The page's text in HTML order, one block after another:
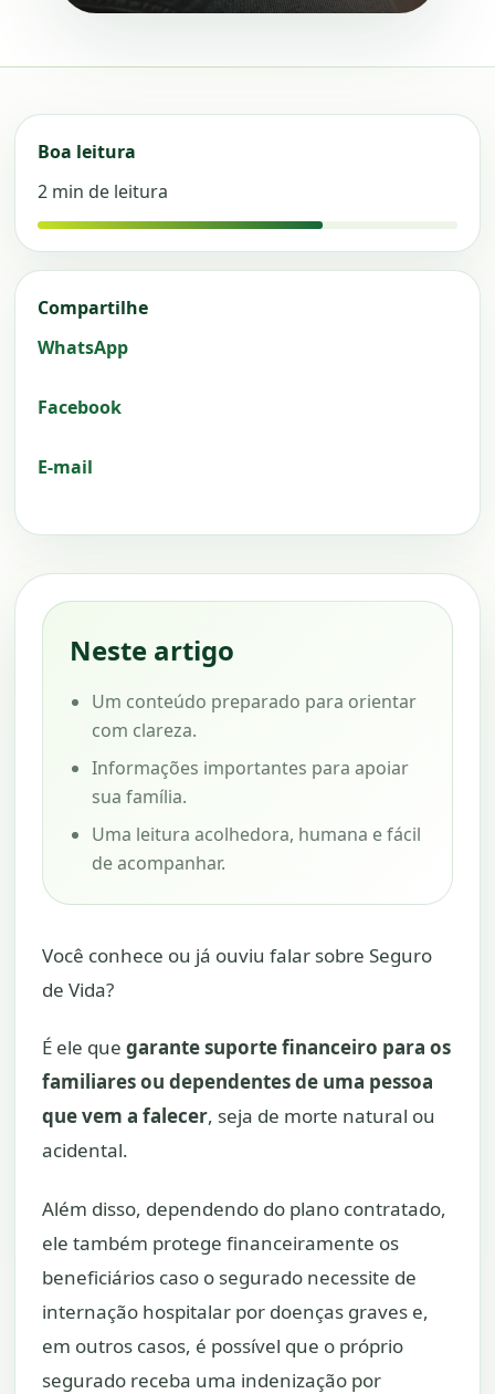
Boa leitura
2 min de leitura
Compartilhe
WhatsApp
Facebook
E-mail
Neste artigo
Um conteúdo preparado para orientar
com clareza.
Informações importantes para apoiar
sua família.
Uma leitura acolhedora, humana e fácil
de acompanhar.
Você conhece ou já ouviu falar sobre Seguro
de Vida?
É ele que garante suporte financeiro para os
familiares ou dependentes de uma pessoa
que vem a falecer, seja de morte natural ou
acidental.
Além disso, dependendo do plano contratado,
ele também protege financeiramente os
beneficiários caso o segurado necessite de
internação hospitalar por doenças graves e,
em outros casos, é possível que o próprio
segurado receba uma indenização por